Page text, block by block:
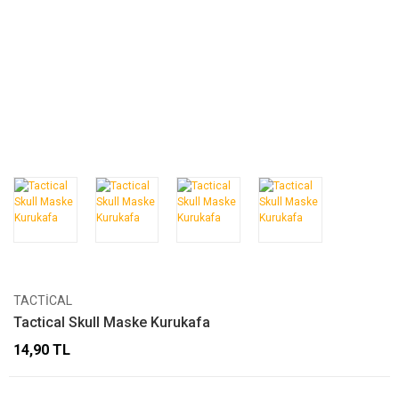
TACTICAL
Tactical Skull Maske Kurukafa
14,90 TL